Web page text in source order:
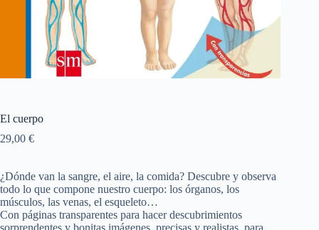
El cuerpo
29,00 €
¿Dónde van la sangre, el aire, la comida? Descubre y observa
todo lo que compone nuestro cuerpo: los órganos, los
músculos, las venas, el esqueleto…
Con páginas transparentes para hacer descubrimientos
sorprendentes y bonitas imágenes, precisas y realistas, para